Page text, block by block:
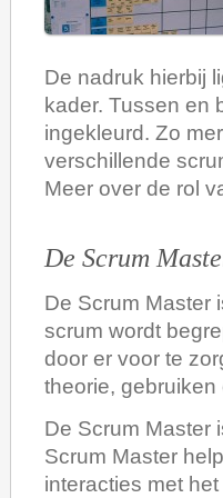
De nadruk hierbij
kader. Tussen en
ingekleurd. Zo
verschillende
Meer over de rol
De Scrum
De Scrum Master
scrum wordt
door er voor te
theorie, gebruiken
De Scrum Master
Scrum Master
interacties met